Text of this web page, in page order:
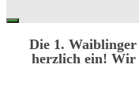
Die 1. Waiblinger
herzlich ein! Wir